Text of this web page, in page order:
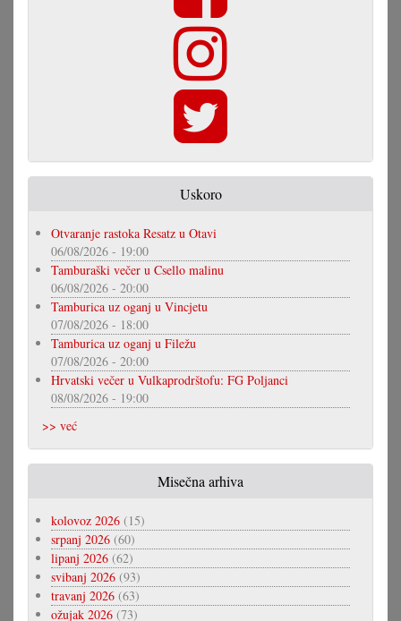
Uskoro
Otvaranje rastoka Resatz u Otavi
06/08/2026 - 19:00
Tamburaški večer u Csello malinu
06/08/2026 - 20:00
Tamburica uz oganj u Vincjetu
07/08/2026 - 18:00
Tamburica uz oganj u Filežu
07/08/2026 - 20:00
Hrvatski večer u Vulkaprodrštofu: FG Poljanci
08/08/2026 - 19:00
>> već
Misečna arhiva
kolovoz 2026 (15)
srpanj 2026 (60)
lipanj 2026 (62)
svibanj 2026 (93)
travanj 2026 (63)
ožujak 2026 (73)